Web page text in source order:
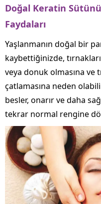
Doğal Keratin
Faydaları
Yaşlanmanın doğal bir
kaybettiğinizde,
veya donuk olmasına ve
çatlamasına neden
besler, onarır ve daha
tekrar normal rengine